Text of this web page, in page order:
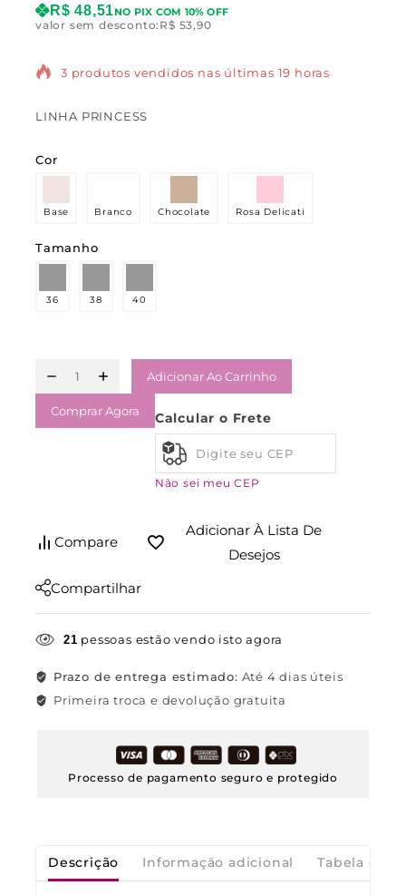
R$ 48,51NO PIX COM 10% OFF
valor sem desconto: R$ 53,90
3 produtos vendidos nas últimas 19 horas
LINHA PRINCESS
Cor
Base Branco Chocolate Rosa Delicati
Tamanho
36 38 40
Adicionar Ao Carrinho
Comprar Agora Calcular o Frete
Não sei meu CEP
Compare
Adicionar À Lista De
Desejos
Compartilhar
21 pessoas estão vendo isto agora
Prazo de entrega estimado: Até 4 dias úteis
Primeira troca e devolução gratuita
Processo de pagamento seguro e protegido
Descrição Informação adicional Tabela de